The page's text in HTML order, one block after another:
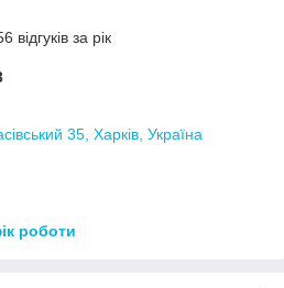
за рік
35, Харків, Україна
роботи